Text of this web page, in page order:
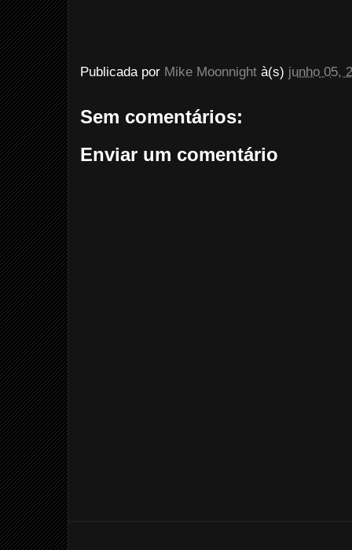
Publicada por Mike Moonnight à(s) junho 05,
Sem comentários:
Enviar um comentário